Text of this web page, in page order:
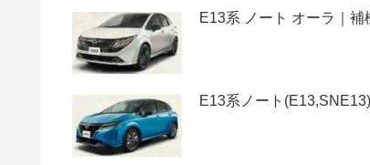
E13系 ノート オーラ｜
E13系ノート